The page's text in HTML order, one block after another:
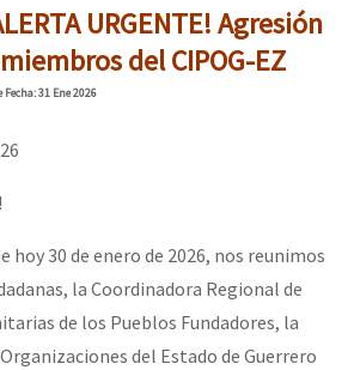
URGENTE! Agresión
del CIPOG-EZ
Fecha: 31 Ene 2026
hoy 30 de enero de 2026, nos reunimos
la Coordinadora Regional de
de los Pueblos Fundadores, la
del Estado de Guerrero